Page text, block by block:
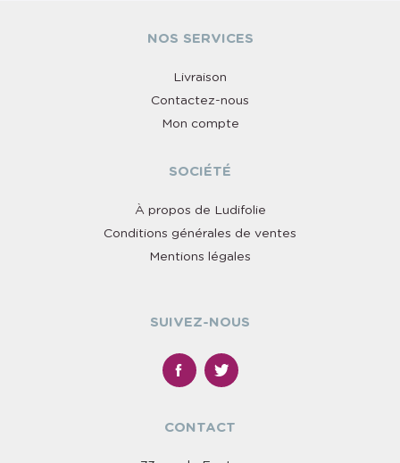
NOS SERVICES
Livraison
Contactez-nous
Mon compte
SOCIÉTÉ
À propos de Ludifolie
Conditions générales de ventes
Mentions légales
SUIVEZ-NOUS
CONTACT